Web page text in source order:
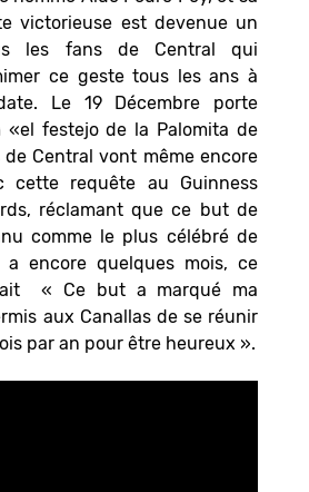
victorieuse est devenue un
les fans de Central qui
ce geste tous les ans à
Le 19 Décembre porte
«el festejo de la Palomita de
de Central vont même encore
cette requête au Guinness
réclamant que ce but de
comme le plus célébré de
encore quelques mois, ce
« Ce but a marqué ma
aux Canallas de se réunir
par an pour être heureux ».